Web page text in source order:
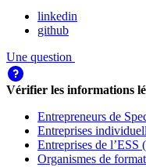
linkedin
github
Une question
Vérifier les informations
Entrepreneurs de
Entreprises
Entreprises de
Organismes de